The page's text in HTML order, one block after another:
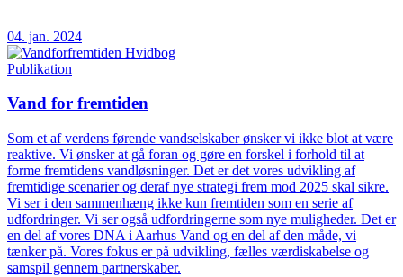
04. jan. 2024
Publikation
Vand for fremtiden
Som et af verdens førende vandselskaber ønsker vi ikke blot at være
reaktive. Vi ønsker at gå foran og gøre en forskel i forhold til at
forme fremtidens vandløsninger. Det er det vores udvikling af
fremtidige scenarier og deraf nye strategi frem mod 2025 skal sikre.
Vi ser i den sammenhæng ikke kun fremtiden som en serie af
udfordringer. Vi ser også udfordringerne som nye muligheder. Det er
en del af vores DNA i Aarhus Vand og en del af den måde, vi
tænker på. Vores fokus er på udvikling, fælles værdiskabelse og
samspil gennem partnerskaber.